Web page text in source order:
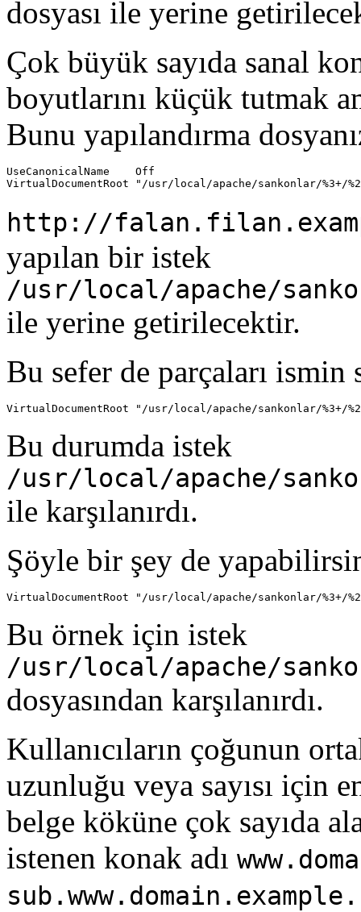
dosyası ile yerine
Çok büyük sayıda sanal
boyutlarını küçük tutmak
Bunu yapılandırma
UseCanonicalName    Off
VirtualDocumentRoot "/usr/local/apache/sankonlar/%3+/
http://
yapılan bir istek
/usr/local/apache/
ile yerine getirilecektir.
Bu sefer de parçaları ismin
VirtualDocumentRoot "/usr/local/apache/sankonlar/%3+/
Bu durumda istek
/usr/local/apache/
ile karşılanırdı.
Şöyle bir şey de
VirtualDocumentRoot "/usr/local/apache/sankonlar/%3+/
Bu örnek için istek
/usr/local/apache/
dosyasından karşılanırdı.
Kullanıcıların çoğunun
uzunluğu veya sayısı için
belge köküne çok sayıda
istenen konak adı